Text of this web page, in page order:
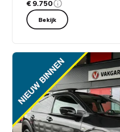
€ 9.750
Bekijk